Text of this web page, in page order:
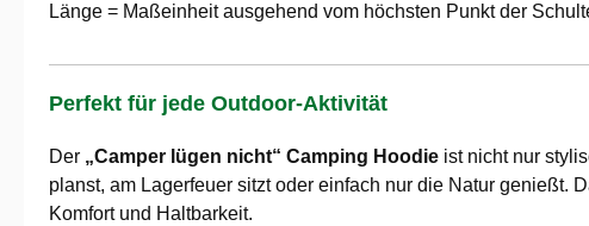
Länge = Maßeinheit ausgehend vom höchsten Punkt der
Perfekt für jede Outdoor-Aktivität
Der „Camper lügen nicht“ Camping Hoodie ist nicht nur
planst, am Lagerfeuer sitzt oder einfach nur die Natur genießt.
Komfort und Haltbarkeit.